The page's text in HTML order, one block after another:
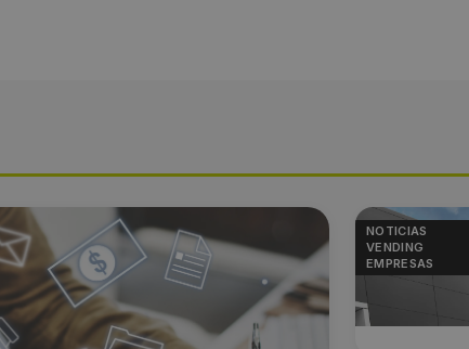
NOTICIAS
VENDING
EMPRESAS